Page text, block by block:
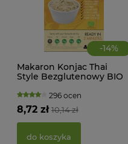
-14%
Makaron Konjac Thai
Style Bezglutenowy BIO
296 ocen
10,14 zł
8,72 zł
do koszyka